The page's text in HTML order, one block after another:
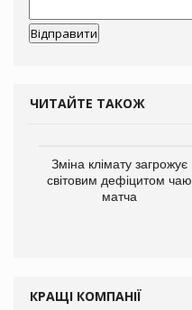
ЧИТАЙТЕ ТАКОЖ
Зміна клімату загрожує
світовим дефіцитом чаю
матча
КРАЩІ КОМПАНІЇ